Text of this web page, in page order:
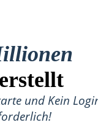
und Kein